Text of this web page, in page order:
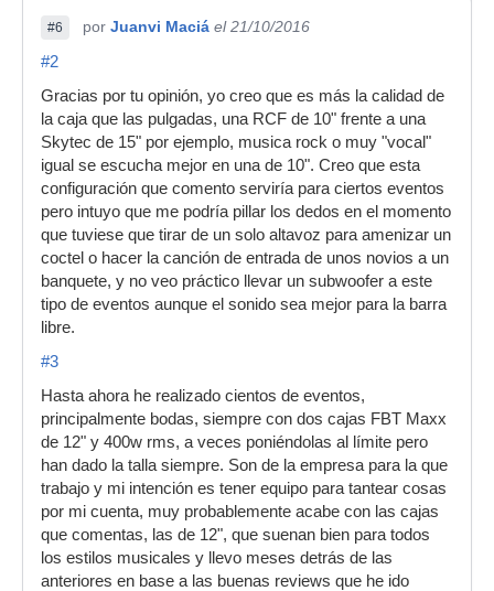
#6 por Juanvi Maciá el 21/10/2016
#2
Gracias por tu opinión, yo creo que es más la calidad de
la caja que las pulgadas, una RCF de 10" frente a una
Skytec de 15" por ejemplo, musica rock o muy "vocal"
igual se escucha mejor en una de 10". Creo que esta
configuración que comento serviría para ciertos eventos
pero intuyo que me podría pillar los dedos en el momento
que tuviese que tirar de un solo altavoz para amenizar un
coctel o hacer la canción de entrada de unos novios a un
banquete, y no veo práctico llevar un subwoofer a este
tipo de eventos aunque el sonido sea mejor para la barra
libre.
#3
Hasta ahora he realizado cientos de eventos,
principalmente bodas, siempre con dos cajas FBT Maxx
de 12" y 400w rms, a veces poniéndolas al límite pero
han dado la talla siempre. Son de la empresa para la que
trabajo y mi intención es tener equipo para tantear cosas
por mi cuenta, muy probablemente acabe con las cajas
que comentas, las de 12", que suenan bien para todos
los estilos musicales y llevo meses detrás de las
anteriores en base a las buenas reviews que he ido